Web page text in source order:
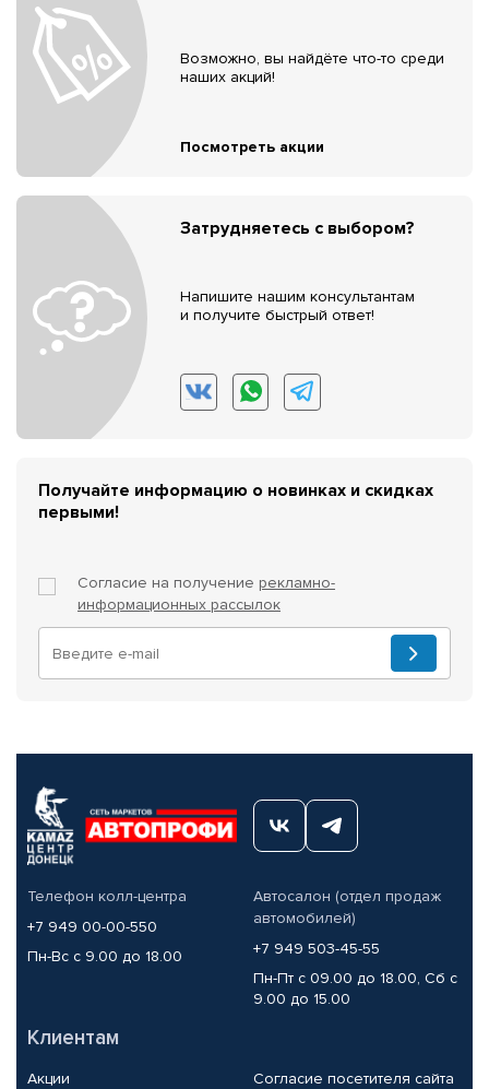
Возможно, вы найдёте что-то среди
наших акций!
Посмотреть акции
Затрудняетесь с выбором?
Напишите нашим консультантам
и получите быстрый ответ!
Получайте информацию о новинках и скидках
первыми!
Согласие на получение рекламно-
информационных рассылок
Телефон колл-центра
+7 949 00-00-550
Пн-Вс с 9.00 до 18.00
Автосалон (отдел продаж
автомобилей)
+7 949 503-45-55
Пн-Пт с 09.00 до 18.00, Сб с
9.00 до 15.00
Клиентам
Акции Согласие посетителя сайта